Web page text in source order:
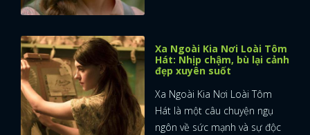
Xa Ngoài Kia Nơi Loài Tôm
Hát: Nhịp chậm, bù lại cảnh
đẹp xuyên suốt
Xa Ngoài Kia Nơi Loài Tôm
Hát là một câu chuyện ngụ
ngôn về sức mạnh và sự độc